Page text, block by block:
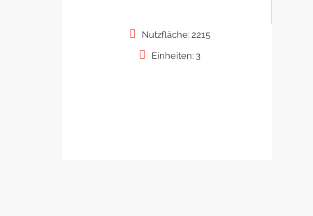
Nutzfläche: 2215
Einheiten: 3